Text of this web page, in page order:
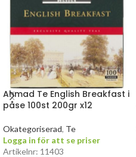
Ahmad Te English Breakfast i
påse 100st 200gr x12
Okategoriserad, Te
Logga in för att se priser
Artikelnr: 11403